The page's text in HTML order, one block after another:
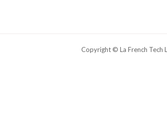
Copyright © La French Tech